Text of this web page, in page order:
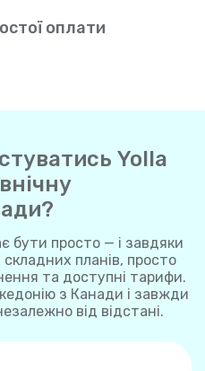
оплати
Yolla
бути просто — і завдяки
планів, просто
та доступні тарифи.
з Канади і завжди
від відстані.